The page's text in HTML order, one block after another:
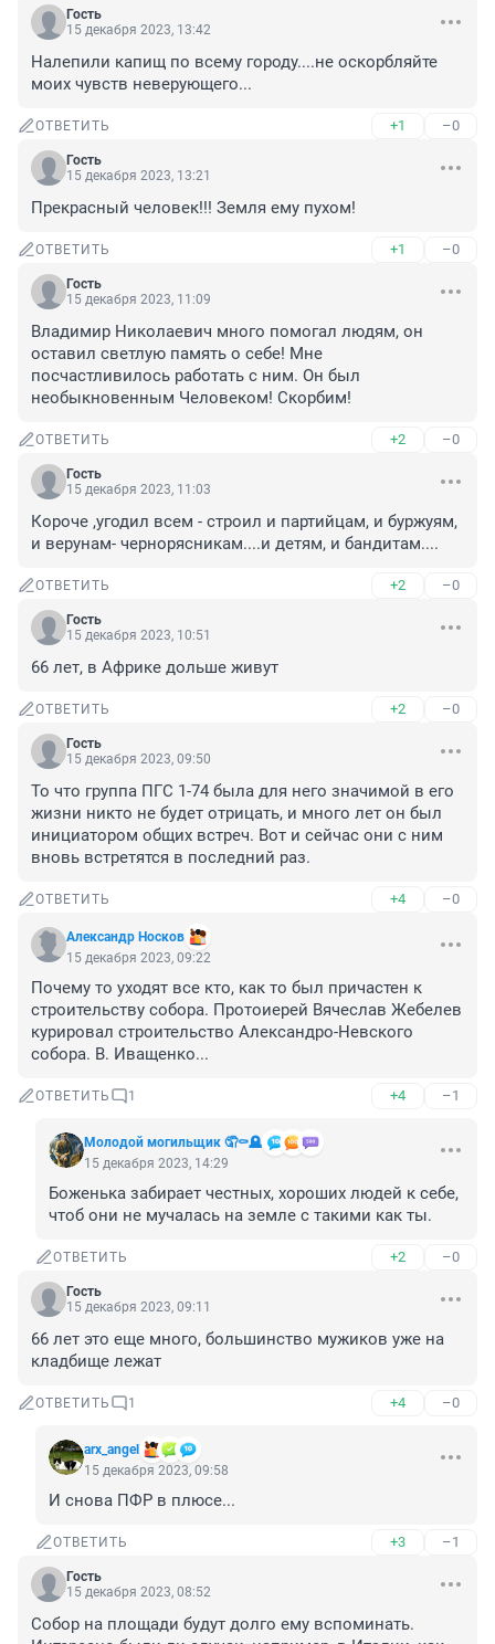
Гость
15 декабря 2023, 13:42
Налепили капищ по всему городу....не оскорбляйте
моих чувств неверующего...
ОТВЕТИТЬ +1 –0
Гость
15 декабря 2023, 13:21
Прекрасный человек!!! Земля ему пухом!
ОТВЕТИТЬ +1 –0
Гость
15 декабря 2023, 11:09
Владимир Николаевич много помогал людям, он
оставил светлую память о себе! Мне
посчастливилось работать с ним. Он был
необыкновенным Человеком! Скорбим!
ОТВЕТИТЬ +2 –0
Гость
15 декабря 2023, 11:03
Короче ,угодил всем - строил и партийцам, и буржуям,
и верунам- чернорясникам....и детям, и бандитам....
ОТВЕТИТЬ +2 –0
Гость
15 декабря 2023, 10:51
66 лет, в Африке дольше живут
ОТВЕТИТЬ +2 –0
Гость
15 декабря 2023, 09:50
То что группа ПГС 1-74 была для него значимой в его
жизни никто не будет отрицать, и много лет он был
инициатором общих встреч. Вот и сейчас они с ним
вновь встретятся в последний раз.
ОТВЕТИТЬ +4 –0
Aлексaндр Hоcков
15 декабря 2023, 09:22
Почему то уходят все кто, как то был причастен к
строительству собора. Протоиерей Вячеслав Жебелев
курировал строительство Александро-Невского
собора. В. Иващенко...
ОТВЕТИТЬ 1 +4 –1
Молодой могильщик 🤦⚰️🪦
15 декабря 2023, 14:29
Боженька забирает честных, хороших людей к себе,
чтоб они не мучалась на земле с такими как ты.
ОТВЕТИТЬ +2 –0
Гость
15 декабря 2023, 09:11
66 лет это еще много, большинство мужиков уже на
кладбище лежат
ОТВЕТИТЬ 1 +4 –0
arx_angel
15 декабря 2023, 09:58
И снова ПФР в плюсе...
ОТВЕТИТЬ +3 –1
Гость
15 декабря 2023, 08:52
Собор на площади будут долго ему вспоминать.